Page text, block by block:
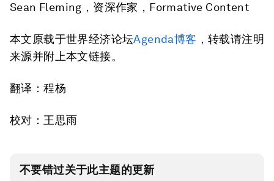
Sean Fleming，资深作家，Formative Content
本文原载于世界经济论坛Agenda博客 ，转载请注明
来源并附上本文链接。
翻译：程杨
校对：王思雨
不要错过关于此主题的更新